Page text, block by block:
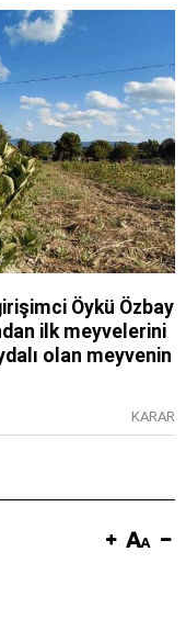
Öykü Özbay
ilk meyvelerini
olan meyvenin
KARAR